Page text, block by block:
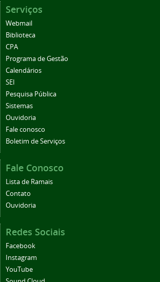
Serviços
Webmail
Biblioteca
CPA
Programa de Gestão
Calendários
SEI
Pesquisa Pública
Sistemas
Ouvidoria
Fale conosco
Boletim de Serviços
Fale Conosco
Lista de Ramais
Contato
Ouvidoria
Redes Sociais
Facebook
Instagram
YouTube